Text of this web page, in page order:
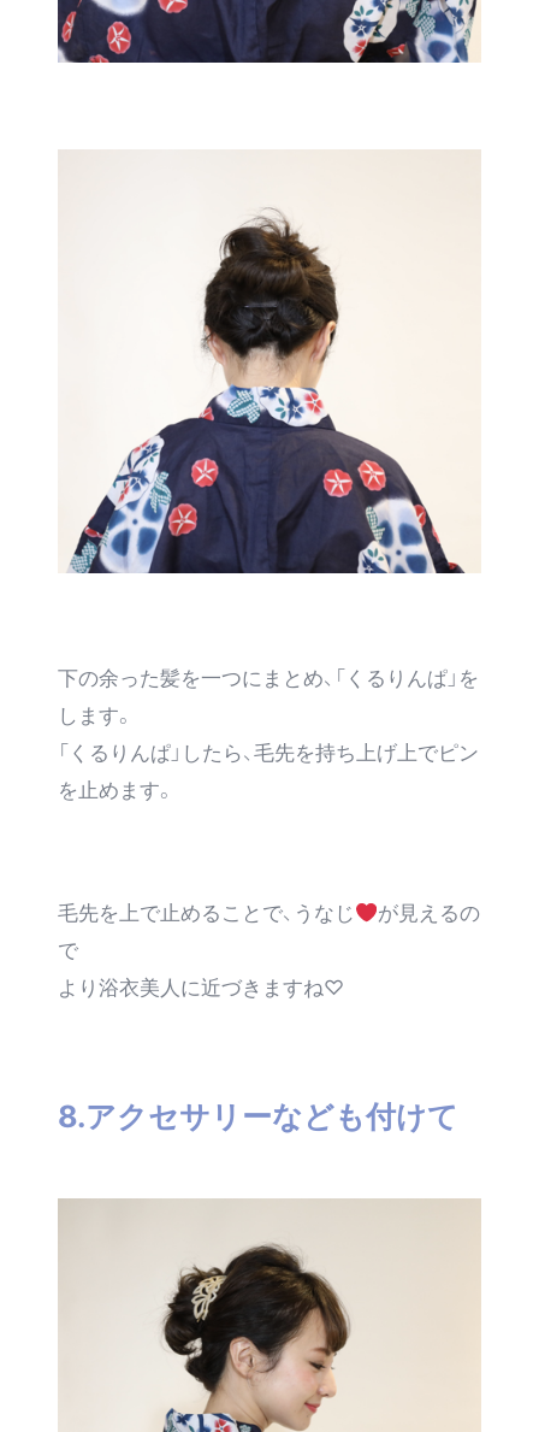
下の余った髪を一つにまとめ、「くるりんぱ」を
します。
「くるりんぱ」したら、毛先を持ち上げ上でピン
を止めます。
毛先を上で止めることで、うなじ
が見えるの
で
より浴衣美人に近づきますね♡
8.アクセサリーなども付けて